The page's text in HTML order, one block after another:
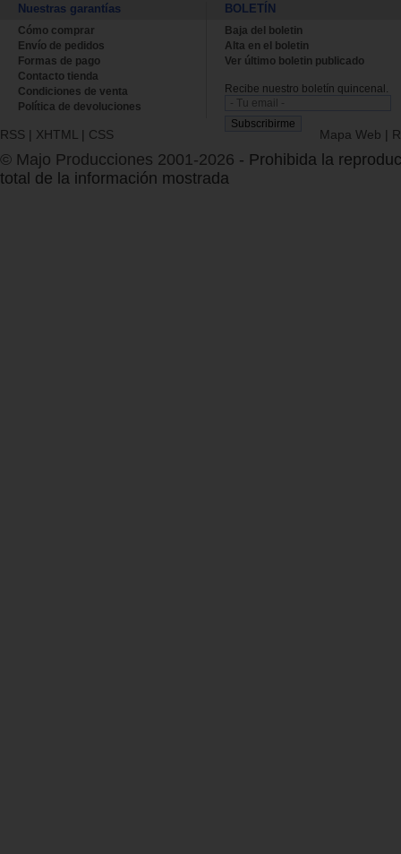
Nuestras garantías
Cómo comprar
Envío de pedidos
Formas de pago
Contacto tienda
Condiciones de venta
Política de devoluciones
BOLETÍN
Baja del boletin
Alta en el boletin
Ver último boletin publicado
Recibe nuestro boletín quincenal.
RSS | XHTML | CSS Mapa Web |
© Majo Producciones 2001-2026 - Prohibida la
total de la información mostrada